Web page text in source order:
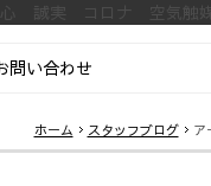
誠実 コロナ 空気触
問い合わせ
ホーム スタッフブログ ア